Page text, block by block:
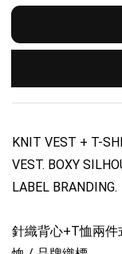
KNIT VEST + T-
VEST. BOXY
LABEL BRANDING.
針織背心+T恤兩